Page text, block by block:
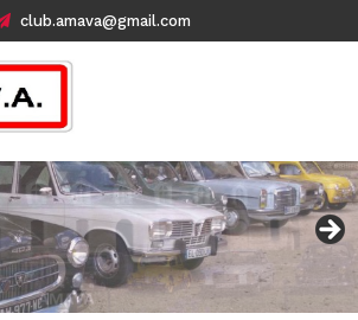
club.amava@gmail.com